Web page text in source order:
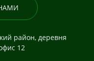
район, деревня
12